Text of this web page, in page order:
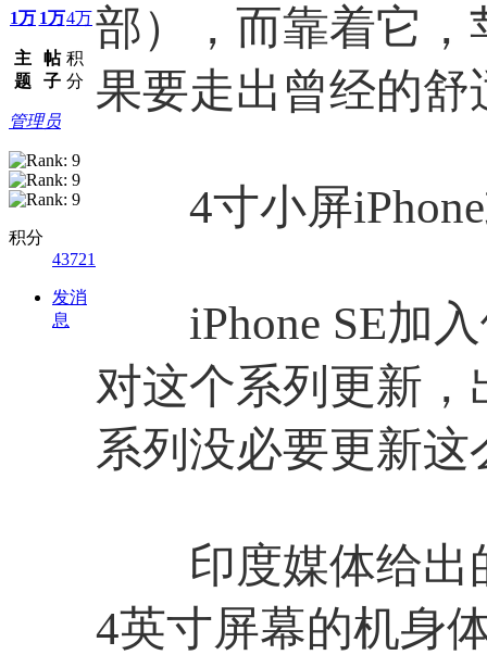
1万
主
题
1万
帖
子
4万
积
分
管理员
积分
43721
发消
息
部），而靠着它
果要走出曾经的
4寸小屏iPhone
iPhone SE加入
对这个系列更新
系列没必要更新
印度媒体给出的
4英寸屏幕的机身